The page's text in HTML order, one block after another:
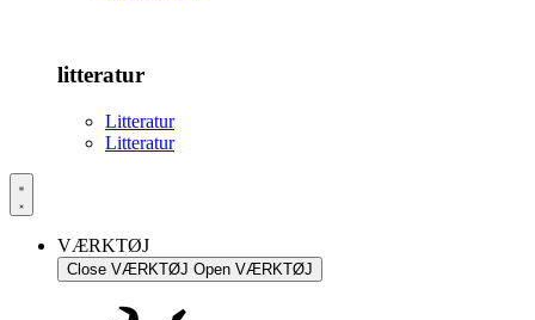
litteratur
Litteratur
Litteratur
VÆRKTØJ
Close VÆRKTØJ Open VÆRKTØJ